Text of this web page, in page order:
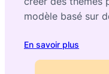
modèle basé sur
En savoir plus